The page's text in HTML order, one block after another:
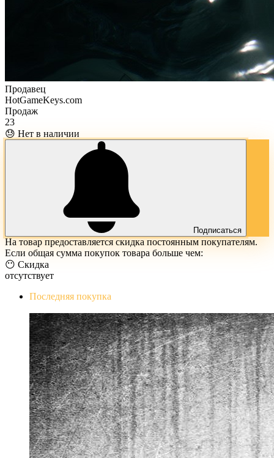
Продавец
HotGameKeys.com
Продаж
23
😓 Нет в наличии
Подписаться
На товар предоставляется скидка постоянным покупателям.
Если общая сумма покупок товара больше чем:
😶 Скидка
отсутствует
Последняя покупка